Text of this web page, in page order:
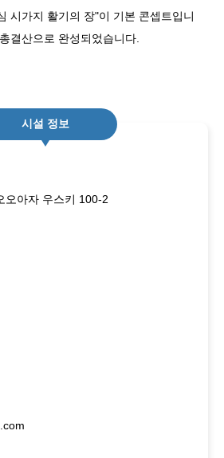
시가지 활기의 장"이 기본 콘셉트입니
결산으로 완성되었습니다.
시설 정보
오아자 우스키 100-2